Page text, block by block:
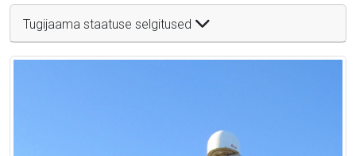
Tugijaama staatuse selgitused